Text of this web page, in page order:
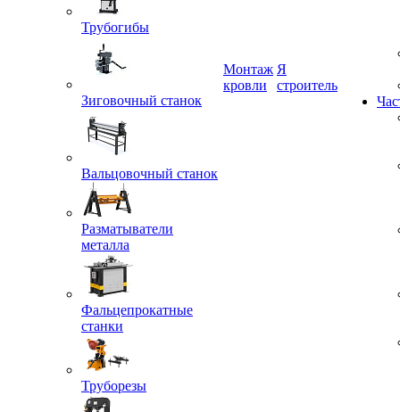
Трубогибы
Зиговочный станок
Вальцовочный станок
Разматыватели
металла
Фальцепрокатные
станки
Труборезы
Монтаж
Я